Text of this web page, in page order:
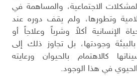
الاجتماعية، والمساهمة في
وتطورها، ولم يقف دوره عند
الإنسانية أكلاً وشرباً وعلاجاً أو
وجودتها، بل تجاوز ذلك إلى
كالاهتمام بالحيوان ورعايته
في هذا الوجود.